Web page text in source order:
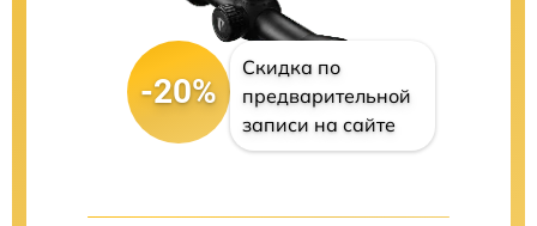
-20%
Скидка по
предварительной
записи на сайте